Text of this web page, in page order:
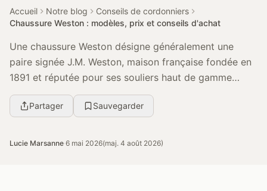
Accueil Notre blog
Conseils de cordonniers
Chaussure Weston : modèles, prix et conseils d'achat
Une chaussure Weston désigne généralement une
paire signée J.M. Weston, maison française fondée en
1891 et réputée pour ses souliers haut de gamme
fabriqués à Limoges. Elle se distingue par ses
modèle...
Partager Sauvegarder
Lucie Marsanne·6 mai 2026(maj. 4 août 2026)